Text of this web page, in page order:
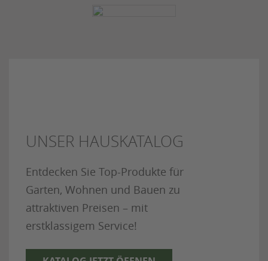
UNSER HAUSKATALOG
Entdecken Sie Top-Produkte für
Garten, Wohnen und Bauen zu
attraktiven Preisen – mit
erstklassigem Service!